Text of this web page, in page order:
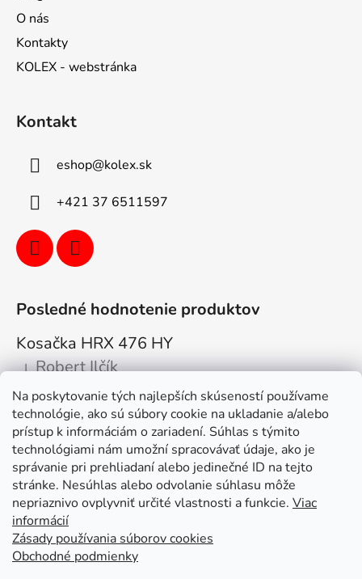
Na poskytovanie tých najlepších skúseností používame
technológie, ako sú súbory cookie na ukladanie a/alebo
prístup k informáciám o zariadení. Súhlas s týmito
technológiami nám umožní spracovávať údaje, ako je
správanie pri prehliadaní alebo jedinečné ID na tejto
stránke. Nesúhlas alebo odvolanie súhlasu môže
nepriaznivo ovplyvniť určité vlastnosti a funkcie. Viac
informácií
Zásady používania súborov cookies
Obchodné podmienky
O nás
Kontakty
KOLEX - webstránka
Kontakt
eshop@kolex.sk
+421 37 6511597
Posledné hodnotenie produktov
Kosačka HRX 476 HY
Hodnotenie produktu je 5 z 5 hviezdičiek.
| Robert Ilčík
Super. Odporúčam
Facebook
Kolex, s.r.o. - webstránka